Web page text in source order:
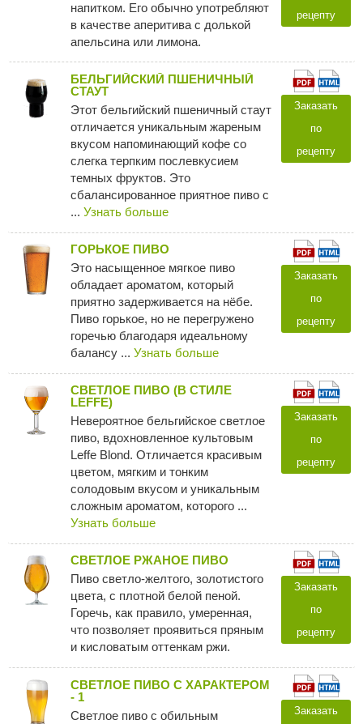
напитком. Его обычно употребляют
в качестве аперитива с долькой
апельсина или лимона.
рецепту
БЕЛЬГИЙСКИЙ ПШЕНИЧНЫЙ
СТАУТ
Этот бельгийский пшеничный стаут
отличается уникальным жареным
вкусом напоминающий кофе со
слегка терпким послевкусием
темных фруктов. Это
сбалансированное приятное пиво с
... Узнать больше
Заказать
по
рецепту
ГОРЬКОЕ ПИВО
Это насыщенное мягкое пиво
обладает ароматом, который
приятно задерживается на нёбе.
Пиво горькое, но не перегружено
горечью благодаря идеальному
балансу ... Узнать больше
Заказать
по
рецепту
СВЕТЛОЕ ПИВО (В СТИЛЕ
LEFFE)
Невероятное бельгийское светлое
пиво, вдохновленное культовым
Leffe Blond. Отличается красивым
цветом, мягким и тонким
солодовым вкусом и уникальным
сложным ароматом, которого ...
Узнать больше
Заказать
по
рецепту
СВЕТЛОЕ РЖАНОЕ ПИВО
Пиво светло-желтого, золотистого
цвета, с плотной белой пеной.
Горечь, как правило, умеренная,
что позволяет проявиться пряным
и кисловатым оттенкам ржи.
Заказать
по
рецепту
СВЕТЛОЕ ПИВО С ХАРАКТЕРОМ
- 1
Светлое пиво с обильным
Заказать